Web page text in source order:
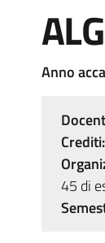
Anno
Crediti:
45 di